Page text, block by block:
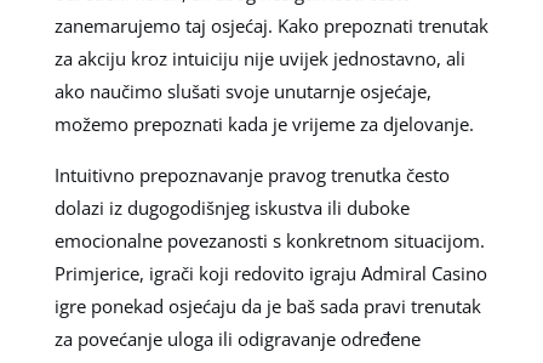
zanemarujemo taj osjećaj. Kako prepoznati trenutak
za akciju kroz intuiciju nije uvijek jednostavno, ali
ako naučimo slušati svoje unutarnje osjećaje,
možemo prepoznati kada je vrijeme za djelovanje.
Intuitivno prepoznavanje pravog trenutka često
dolazi iz dugogodišnjeg iskustva ili duboke
emocionalne povezanosti s konkretnom situacijom.
Primjerice, igrači koji redovito igraju Admiral Casino
igre ponekad osjećaju da je baš sada pravi trenutak
za povećanje uloga ili odigravanje određene